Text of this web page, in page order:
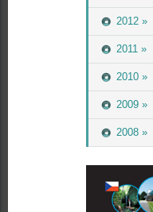
2012 »
2011 »
2010 »
2009 »
2008 »